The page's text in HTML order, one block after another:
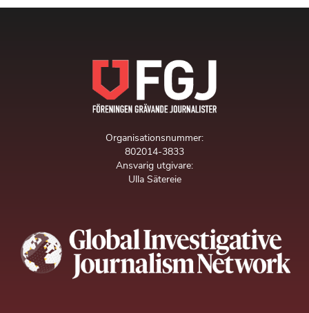
Organisationsnummer:
802014-3833
Ansvarig utgivare:
Ulla Sätereie